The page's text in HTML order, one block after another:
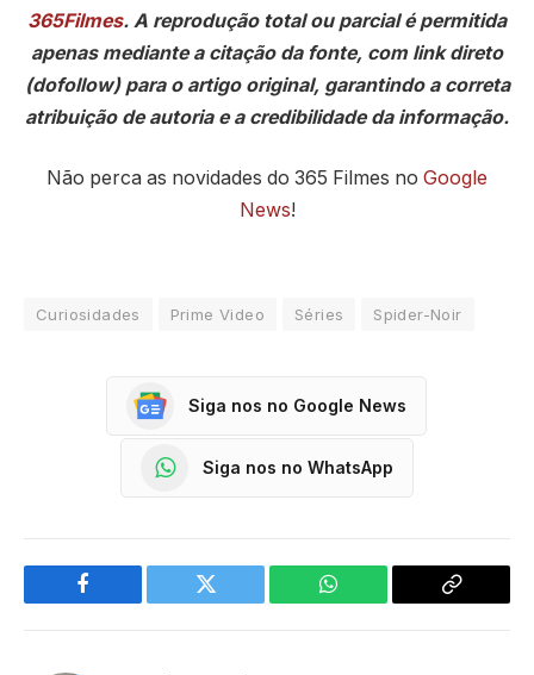
365Filmes. A reprodução total ou parcial é permitida
apenas mediante a citação da fonte, com link direto
(dofollow) para o artigo original, garantindo a correta
atribuição de autoria e a credibilidade da informação.
Não perca as novidades do 365 Filmes no Google
News!
Curiosidades Prime Video Séries Spider-Noir
Siga nos no Google News
Siga nos no WhatsApp
Facebook Twitter WhatsApp
Copy